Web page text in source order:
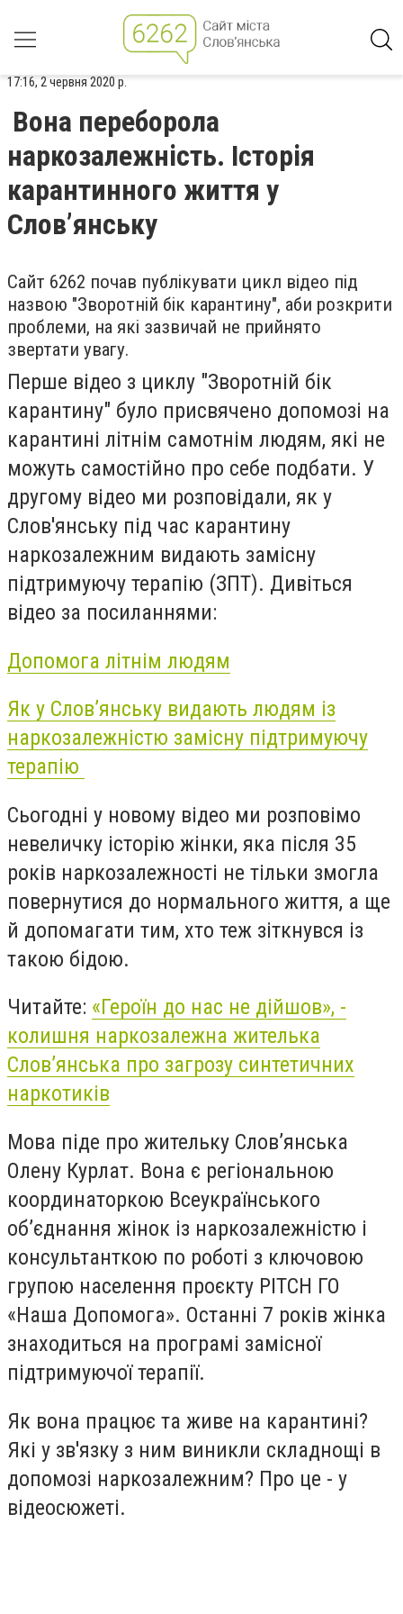
17:16, 2 червня 2020 р.
Вона переборола
наркозалежність. Історія
карантинного життя у
Слов’янську
Сайт 6262 почав публікувати цикл відео під
назвою "Зворотній бік карантину", аби розкрити
проблеми, на які зазвичай не прийнято
звертати увагу.
Перше відео з циклу "Зворотній бік
карантину" було присвячено допомозі на
карантині літнім самотнім людям, які не
можуть самостійно про себе подбати. У
другому відео ми розповідали, як у
Слов'янську під час карантину
наркозалежним видають замісну
підтримуючу терапію (ЗПТ). Дивіться
відео за посиланнями:
Допомога літнім людям
Як у Слов’янську видають людям із
наркозалежністю замісну підтримуючу
терапію
Сьогодні у новому відео ми розповімо
невеличку історію жінки, яка після 35
років наркозалежності не тільки змогла
повернутися до нормального життя, а ще
й допомагати тим, хто теж зіткнувся із
такою бідою.
Читайте: «Героїн до нас не дійшов», -
колишня наркозалежна жителька
Слов’янська про загрозу синтетичних
наркотиків
Мова піде про жительку Слов’янська
Олену Курлат. Вона є регіональною
координаторкою Всеукраїнського
об’єднання жінок із наркозалежністю і
консультанткою по роботі з ключовою
групою населення проєкту PITCH ГО
«Наша Допомога». Останні 7 років жінка
знаходиться на програмі замісної
підтримуючої терапії.
Як вона працює та живе на карантині?
Які у зв'язку з ним виникли складнощі в
допомозі наркозалежним? Про це - у
відеосюжеті.